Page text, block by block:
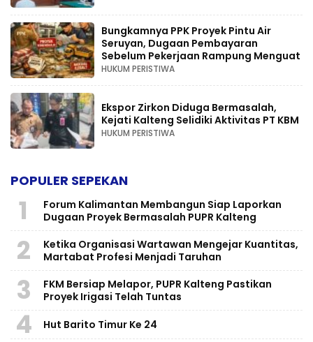
Bungkamnya PPK Proyek Pintu Air
Seruyan, Dugaan Pembayaran
Sebelum Pekerjaan Rampung Menguat
HUKUM PERISTIWA
Ekspor Zirkon Diduga Bermasalah,
Kejati Kalteng Selidiki Aktivitas PT KBM
HUKUM PERISTIWA
POPULER SEPEKAN
1
Forum Kalimantan Membangun Siap Laporkan
Dugaan Proyek Bermasalah PUPR Kalteng
2
Ketika Organisasi Wartawan Mengejar Kuantitas,
Martabat Profesi Menjadi Taruhan
3
FKM Bersiap Melapor, PUPR Kalteng Pastikan
Proyek Irigasi Telah Tuntas
4 Hut Barito Timur Ke 24